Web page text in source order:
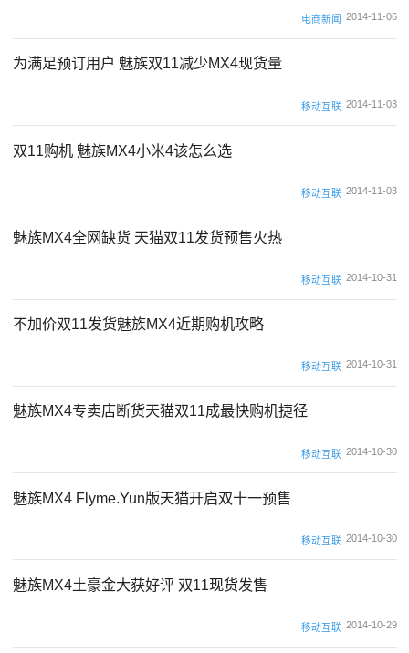
电商新闻 2014-11-06
为满足预订用户 魅族双11减少MX4现货量
移动互联 2014-11-03
双11购机 魅族MX4小米4该怎么选
移动互联 2014-11-03
魅族MX4全网缺货 天猫双11发货预售火热
移动互联 2014-10-31
不加价双11发货魅族MX4近期购机攻略
移动互联 2014-10-31
魅族MX4专卖店断货天猫双11成最快购机捷径
移动互联 2014-10-30
魅族MX4 Flyme.Yun版天猫开启双十一预售
移动互联 2014-10-30
魅族MX4土豪金大获好评 双11现货发售
移动互联 2014-10-29